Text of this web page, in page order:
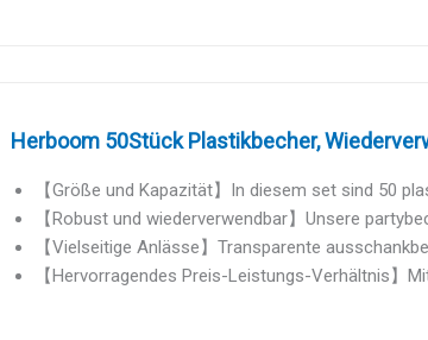
Herboom 50Stück Plastikbecher,
【Größe und Kapazität】In diesem set sind 50
【Robust und wiederverwendbar】Unsere
【Vielseitige Anlässe】Transparente
【Hervorragendes Preis-Leistungs-Verhältnis】